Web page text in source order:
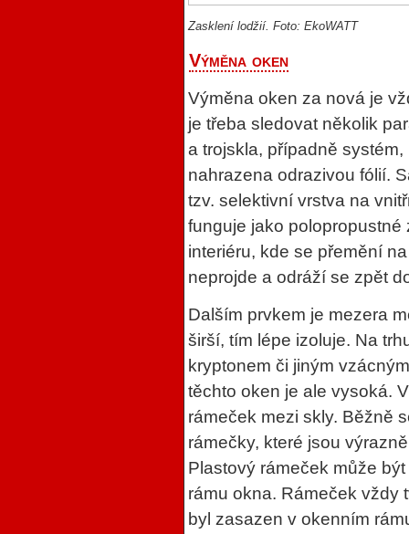
Zasklení lodžií. Foto: EkoWATT
Výměna oken
Výměna oken za nová je
je třeba sledovat několik
a trojskla, případně
nahrazena odrazivou fólií.
tzv. selektivní vrstva na
funguje jako
interiéru, kde se přemění
neprojde a odráží se zpět
Dalším prvkem je mezera
širší, tím lépe izoluje. Na
kryptonem či jiným
těchto oken je ale vysoká.
rámeček mezi skly. Běžně
rámečky, které jsou
Plastový rámeček může
rámu okna. Rámeček vždy
byl zasazen v okenním